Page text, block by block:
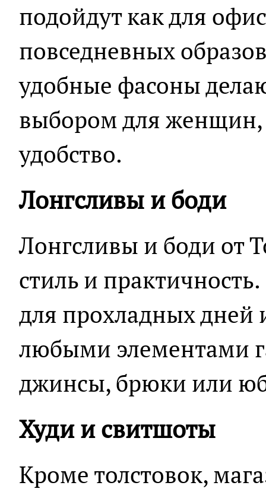
подойдут как для
повседневных
удобные фасоны
выбором для женщин,
удобство.
Лонгсливы и боди
Лонгсливы и боди от
стиль и
для прохладных дней
любыми элементами
джинсы, брюки или
Худи и свитшоты
Кроме толстовок,